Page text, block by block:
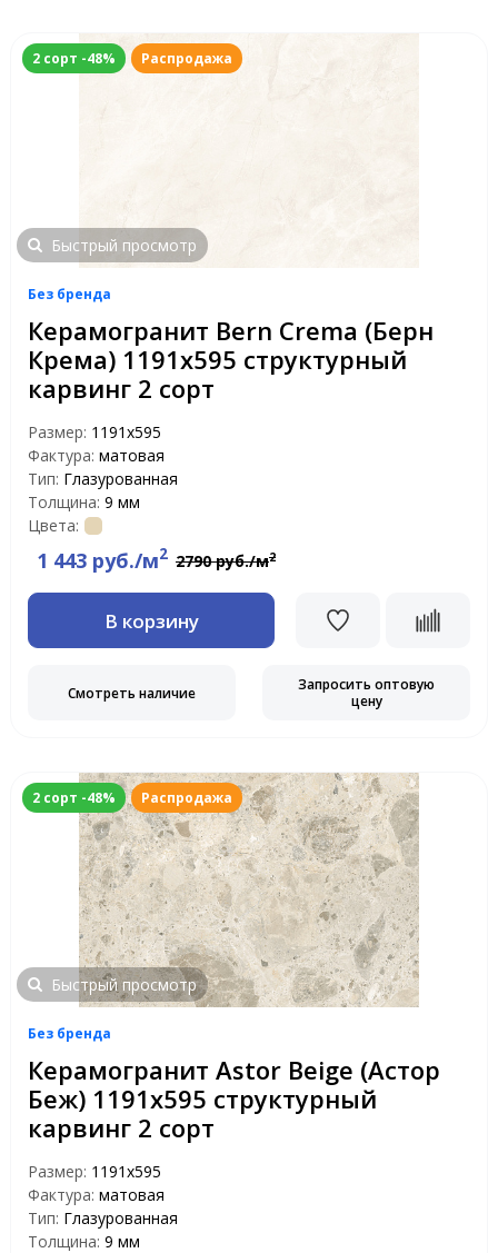
2 сорт -48% Распродажа
Быстрый просмотр
Без бренда
Керамогранит Bern Crema (Берн
Крема) 1191х595 структурный
карвинг 2 сорт
Размер: 1191x595
Фактура: матовая
Тип: Глазурованная
Толщина: 9 мм
Цвета:
1 443 руб./м2 2790 руб./м2
В корзину
Смотреть наличие
Запросить оптовую
цену
2 сорт -48% Распродажа
Быстрый просмотр
Без бренда
Керамогранит Astor Beige (Астор
Беж) 1191х595 структурный
карвинг 2 сорт
Размер: 1191x595
Фактура: матовая
Тип: Глазурованная
Толщина: 9 мм